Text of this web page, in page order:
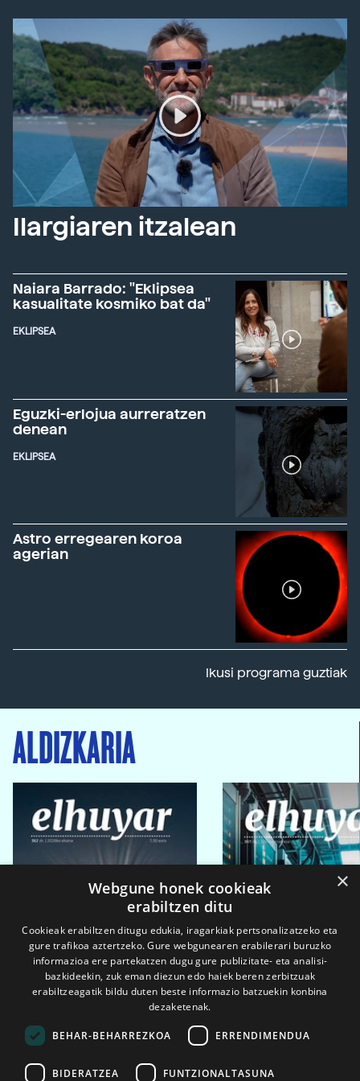
Ilargiaren itzalean
Naiara Barrado: "Eklipsea
kasualitate kosmiko bat da"
EKLIPSEA
Eguzki-erlojua aurreratzen
denean
EKLIPSEA
Astro erregearen koroa
agerian
Ikusi programa guztiak
ALDIZKARIA
2026ko eka. 1a 2026ko mar. 1a
×
Webgune honek cookieak
erabiltzen ditu
Cookieak erabiltzen ditugu edukia, iragarkiak pertsonalizatzeko eta
gure trafikoa aztertzeko. Gure webgunearen erabilerari buruzko
informazioa ere partekatzen dugu gure publizitate- eta analisi-
bazkideekin, zuk eman diezun edo haiek beren zerbitzuak
erabiltzeagatik bildu duten beste informazio batzuekin konbina
dezaketenak.
BEHAR-BEHARREZKOA ERRENDIMENDUA
BIDERATZEA FUNTZIONALTASUNA